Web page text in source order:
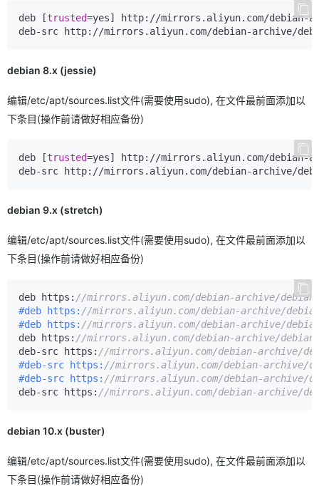
deb [trusted=yes] http://mirrors.aliyun.com/debian-
debian 8.x (jessie)
编辑/etc/apt/sources.list文件(需要使用sudo), 在文件最前面添加以
下条目(操作前请做好相应备份)
deb [trusted=yes] http://mirrors.aliyun.com/debian-
debian 9.x (stretch)
编辑/etc/apt/sources.list文件(需要使用sudo), 在文件最前面添加以
下条目(操作前请做好相应备份)
deb https : //mirrors.aliyun.com/debian-archive/
#deb https: //mirrors.aliyun.com/debian-archive/
#deb https: //mirrors.aliyun.com/debian-archive/
deb https : //mirrors.aliyun.com/debian-archive/
deb-src https : //mirrors.aliyun.com/debian-archive/
#deb-src https: //mirrors.aliyun.com/debian-archive/
#deb-src https: //mirrors.aliyun.com/debian-archive/
deb-src https : //mirrors.aliyun.com/debian-archive/
debian 10.x (buster)
编辑/etc/apt/sources.list文件(需要使用sudo), 在文件最前面添加以
下条目(操作前请做好相应备份)